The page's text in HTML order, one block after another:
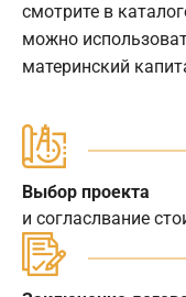
смотрите в
можно
материнский
Выбор проекта
и согласлвание